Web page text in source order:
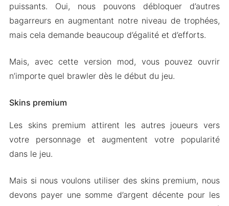
puissants. Oui, nous pouvons débloquer d’autres
bagarreurs en augmentant notre niveau de trophées,
mais cela demande beaucoup d’égalité et d’efforts.
Mais, avec cette version mod, vous pouvez ouvrir
n’importe quel brawler dès le début du jeu.
Skins premium
Les skins premium attirent les autres joueurs vers
votre personnage et augmentent votre popularité
dans le jeu.
Mais si nous voulons utiliser des skins premium, nous
devons payer une somme d’argent décente pour les